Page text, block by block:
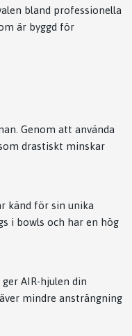
bland professionella
är byggd för
Genom att använda
drastiskt minskar
känd för sin unika
i bowls och har en hög
AIR-hjulen din
mindre ansträngning